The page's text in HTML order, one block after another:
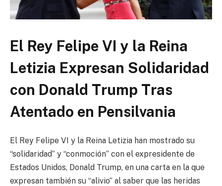
El Rey Felipe VI y la Reina
Letizia Expresan Solidaridad
con Donald Trump Tras
Atentado en Pensilvania
El Rey Felipe VI y la Reina Letizia han mostrado su
“solidaridad” y “conmoción” con el expresidente de
Estados Unidos, Donald Trump, en una carta en la que
expresan también su “alivio” al saber que las heridas